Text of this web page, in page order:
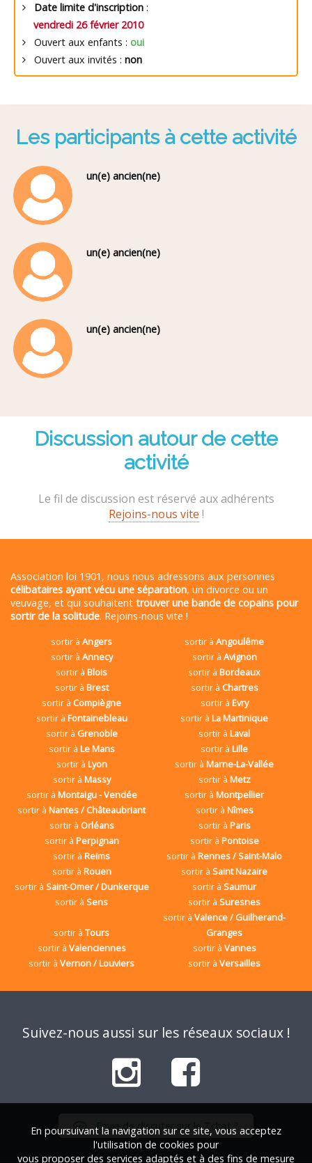
Date limite d'inscription :
vendredi 26 février 2010
Ouvert aux enfants : oui
Ouvert aux invités : non
Les participants à cette activité
un(e) ancien(ne)
un(e) ancien(ne)
un(e) ancien(ne)
Discussion autour de cette
activité
Le fil de discussion est réservé aux adhérents
Rejoins-nous vite !
Association loi 1901, nous nous adressons aux personnes
célibataires ayant vécu une séparation, un divorce ou un
veuvage, et qui souhaitent trouver une bande de copains pour
sortir de la solitude. Rejoins-nous vite !
sortir àAngers sortir àAngoulême
sortir à Annecy sortir à Avignon
sortir àBlois sortir àBordeaux
sortir à Brest sortir à Chartres
sortir à Compiègne sortir à Evry
sortir à Fontainebleau sortir àLa Martinique
sortir à Grenoble sortir àLaval
sortir à Le Mans sortir àLille
sortir à Lyon sortir àMarne-La-Vallée
sortir à Massy sortir à Metz
sortir à Montaigu - Vendée sortir àMontpellier
sortir àNantes / Châteaubriant sortir à Nîmes
sortir à Orléans sortir à Paris
sortir à Perpignan sortir à Pontoise
sortir àReims sortir àRennes / Saint-Malo
sortir à Rouen sortir àSaint Nazaire
sortir à Saint-Omer / Dunkerque sortir àSaumur
sortir àSens sortir àSuresnes
sortir àTours
sortir àValence / Guilherand-
Granges
sortir à Valenciennes sortir à Vannes
sortir àVernon / Louviers sortir àVersailles
Suivez-nous aussi sur les réseaux sociaux !
Envie de discuter sur le Tchat ?
En poursuivant la navigation sur ce site, vous acceptez
l'utilisation de cookies pour
vous proposer des services adaptés et à des fins de mesure